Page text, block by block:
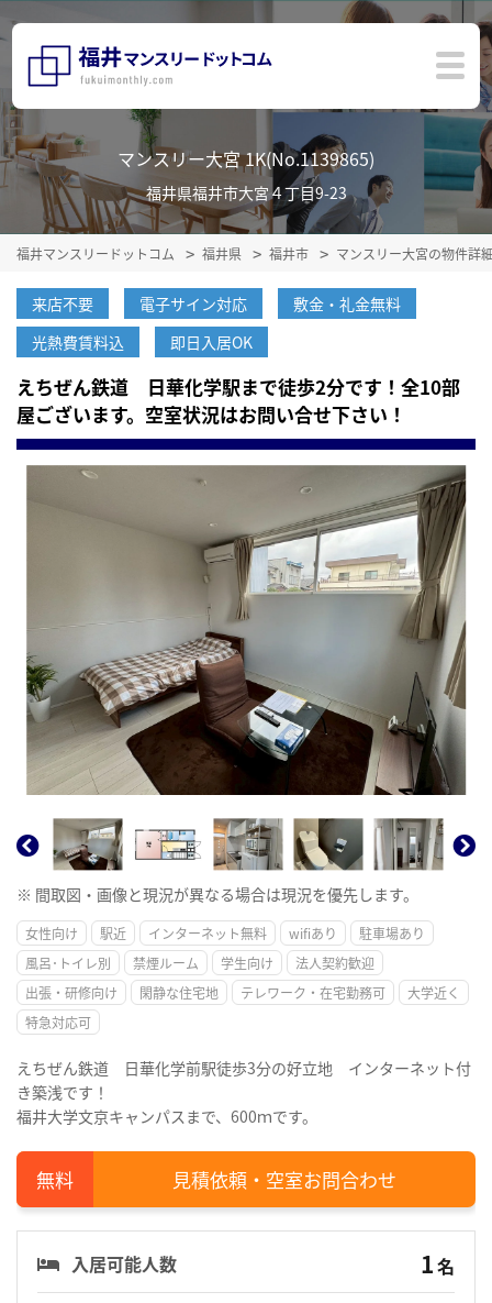
マンスリー大宮 1K(No.1139865)
福井県福井市大宮４丁目9-23
福井マンスリードットコム 福井県 福井市 マンスリー大宮の物件詳
来店不要 電子サイン対応
敷金・礼金無料
光熱費賃料込
即日入居OK
えちぜん鉄道 日華化学駅まで徒歩2分です！全10部
屋ございます。空室状況はお問い合せ下さい！
※ 間取図・画像と現況が異なる場合は現況を優先します。
女性向け 駅近 インターネット無料 wifiあり
駐車場あり
風呂･トイレ別
禁煙ルーム 学生向け
法人契約歓迎
出張・研修向け
閑静な住宅地 テレワーク・在宅勤務可
大学近く
特急対応可
えちぜん鉄道 日華化学前駅徒歩3分の好立地 インターネット付
き築浅です！
福井大学文京キャンパスまで、600ｍです。
見積依頼・空室お問合わせ
入居可能人数 1名